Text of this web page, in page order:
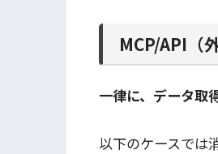
MCP/API（
一律に、データ取
以下のケースでは